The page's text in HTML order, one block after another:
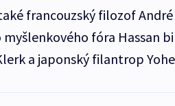
francouzský filozof André
fóra Hassan
a japonský filantrop